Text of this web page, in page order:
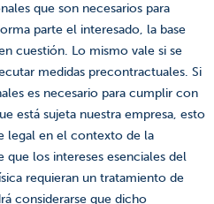
que son necesarios para
parte el interesado, la base
cuestión. Lo mismo vale si se
medidas precontractuales. Si
es necesario para cumplir con
está sujeta nuestra empresa, esto
legal en el contexto de la
que los intereses esenciales del
requieran un tratamiento de
considerarse que dicho